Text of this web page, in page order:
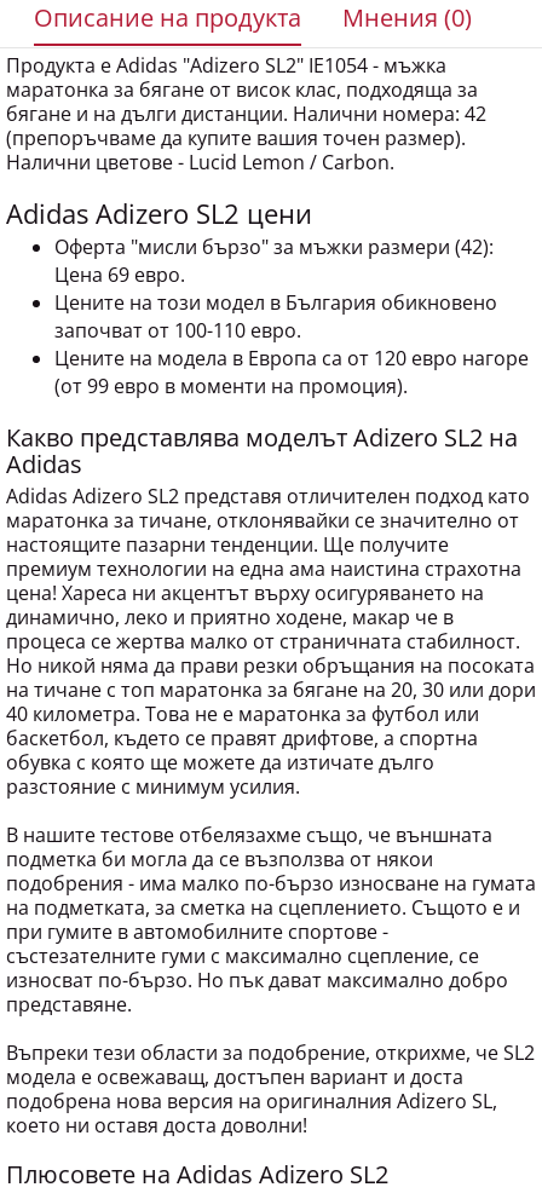
Описание на продукта Мнения (0)
Продукта е Adidas "Adizero SL2" IE1054 - мъжка
маратонка за бягане от висок клас, подходяща за
бягане и на дълги дистанции. Налични номера: 42
(препоръчваме да купите вашия точен размер).
Налични цветове - Lucid Lemon / Carbon.
Adidas Adizero SL2 цени
Оферта "мисли бързо" за мъжки размери (42):
Цена 69 евро.
Цените на този модел в България обикновено
започват от 100-110 евро.
Цените на модела в Европа са от 120 евро нагоре
(от 99 евро в моменти на промоция).
Какво представлява моделът Adizero SL2 на
Adidas
Adidas Adizero SL2 представя отличителен подход като
маратонка за тичане, отклонявайки се значително от
настоящите пазарни тенденции. Ще получите
премиум технологии на една ама наистина страхотна
цена! Хареса ни акцентът върху осигуряването на
динамично, леко и приятно ходене, макар че в
процеса се жертва малко от страничната стабилност.
Но никой няма да прави резки обръщания на посоката
на тичане с топ маратонка за бягане на 20, 30 или дори
40 километра. Това не е маратонка за футбол или
баскетбол, където се правят дрифтове, а спортна
обувка с която ще можете да изтичате дълго
разстояние с минимум усилия.
В нашите тестове отбелязахме също, че външната
подметка би могла да се възползва от някои
подобрения - има малко по-бързо износване на гумата
на подметката, за сметка на сцеплението. Същото е и
при гумите в автомобилните спортове -
състезателните гуми с максимално сцепление, се
износват по-бързо. Но пък дават максимално добро
представяне.
Въпреки тези области за подобрение, открихме, че SL2
модела е освежаващ, достъпен вариант и доста
подобрена нова версия на оригиналния Adizero SL,
което ни оставя доста доволни!
Плюсовете на Adidas Adizero SL2